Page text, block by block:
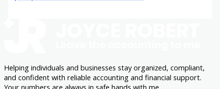
Helping individuals and businesses stay organized, compliant,
and confident with reliable accounting and financial support.
Your numbers are always in safe hands with me.